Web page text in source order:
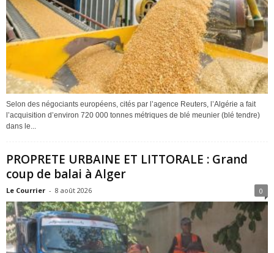
Selon des négociants européens, cités par l’agence Reuters, l’Algérie a fait
l’acquisition d’environ 720 000 tonnes métriques de blé meunier (blé tendre)
dans le...
PROPRETE URBAINE ET LITTORALE : Grand
coup de balai à Alger
Le Courrier - 8 août 2026 0